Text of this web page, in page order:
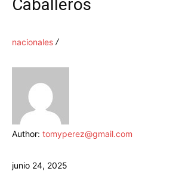
Caballeros
nacionales
Author: tomyperez@gmail.com
junio 24, 2025